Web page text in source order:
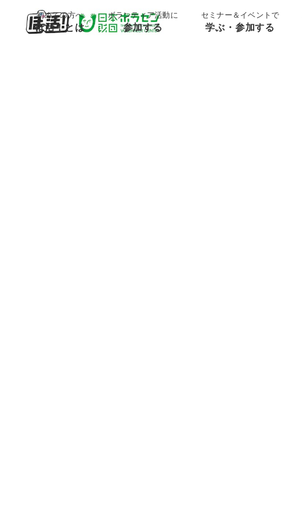
初めての方へ
ぼ活！とは
ボランティア活動に
参加する
セミナー＆イベントで
学ぶ・参加する